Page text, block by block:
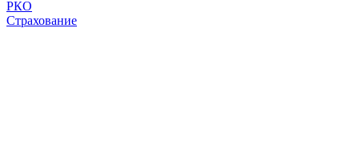
РКО
Страхование